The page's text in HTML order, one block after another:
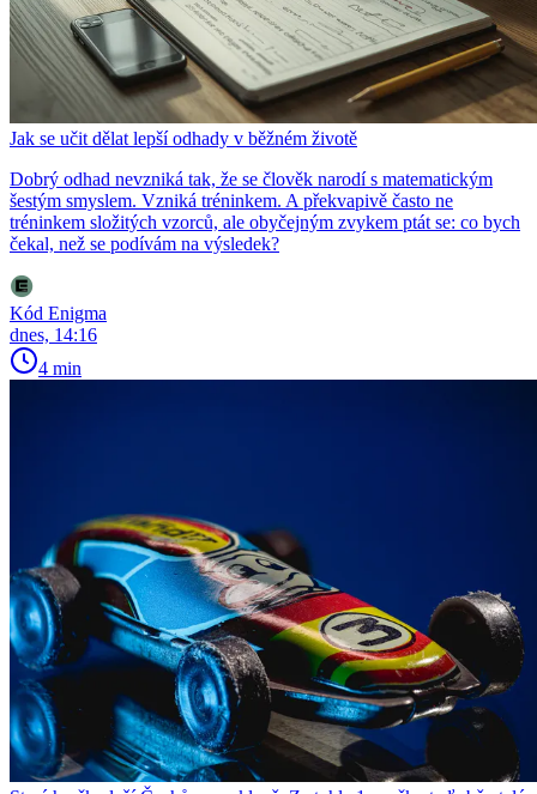
Jak se učit dělat lepší odhady v běžném životě
Dobrý odhad nevzniká tak, že se člověk narodí s matematickým
šestým smyslem. Vzniká tréninkem. A překvapivě často ne
tréninkem složitých vzorců, ale obyčejným zvykem ptát se: co bych
čekal, než se podívám na výsledek?
Kód Enigma
dnes, 14:16
4 min